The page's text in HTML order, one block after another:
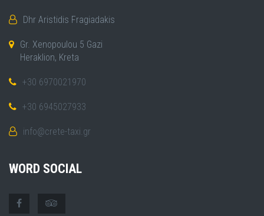
Dhr Aristidis Fragiadakis
Gr. Xenopoulou 5 Gazi
Heraklion, Kreta
+30 6970021970
+30 6945027933
info@crete-taxi.gr
WORD SOCIAL